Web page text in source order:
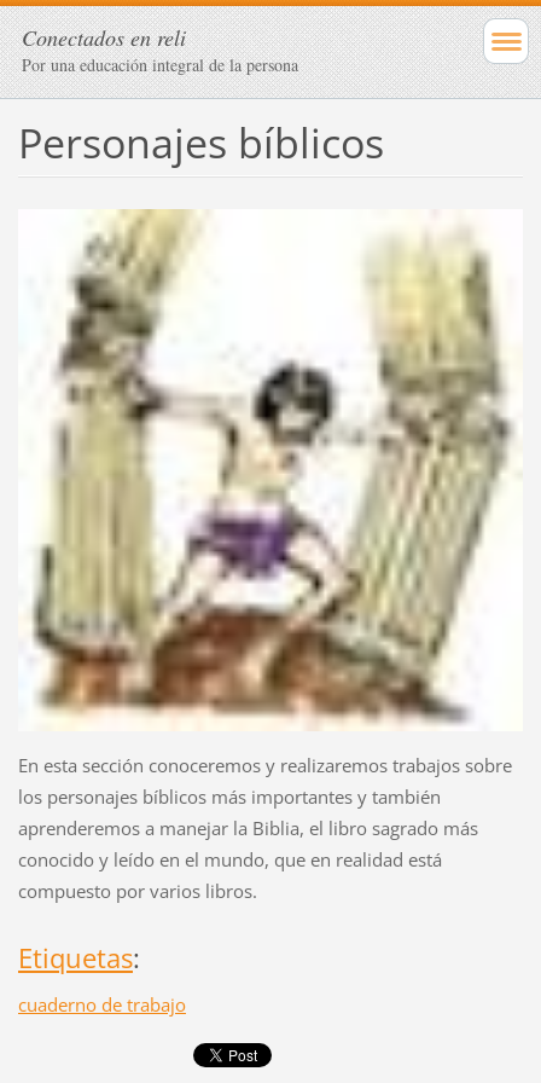
Conectados en reli
Por una educación integral de la persona
Personajes bíblicos
En esta sección conoceremos y realizaremos trabajos sobre
los personajes bíblicos más importantes y también
aprenderemos a manejar la Biblia, el libro sagrado más
conocido y leído en el mundo, que en realidad está
compuesto por varios libros.
Etiquetas:
cuaderno de trabajo